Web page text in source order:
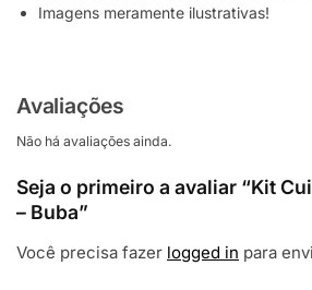
Imagens meramente ilustrativas!
Avaliações
Não há avaliações ainda.
Seja o primeiro a avaliar “Kit
– Buba”
Você precisa fazer logged in para